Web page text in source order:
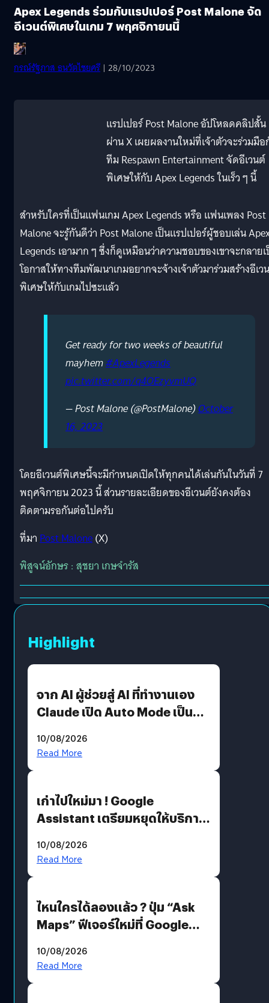
Apex Legends ร่วมกับแรปเปอร์ Post Malone จัด
อีเวนต์พิเศษในเกม 7 พฤศจิกายนนี้
กรณ์รัฐภาส ธนวัตไชยศรี | 28/10/2023
แรปเปอร์ Post Malone อัปโหลดคลิปสั้น
ผ่าน X เผยผลงานใหม่ที่เจ้าตัวจะร่วมมื
ทีม Respawn Entertainment จัดอีเวนต์
พิเศษให้กับ Apex Legends ในเร็ว ๆ นี้
สำหรับใครที่เป็นแฟนเกม Apex Legends หรือ แฟนเพลง Post
Malone จะรู้กันดีว่า Post Malone เป็นแรปเปอร์ผู้ชอบเล่น
Legends เอามาก ๆ ซึ่งก็ดูเหมือนว่าความชอบของเขาจะกลาย
โอกาสให้ทางทีมพัฒนาเกมอยากจะจ้างเจ้าตัวมาร่วมสร้างอีเว
พิเศษให้กับเกมไปซะแล้ว
Get ready for two weeks of beautiful
mayhem#ApexLegends
pic.twitter.com/q4OEzyvmUQ
— Post Malone (@PostMalone)October
16, 2023
โดยอีเวนต์พิเศษนี้จะมีกำหนดเปิดให้ทุกคนได้เล่นกันในวันที่ 7
พฤศจิกายน 2023 นี้ ส่วนรายละเอียดของอีเวนต์ยังคงต้อง
ติดตามรอกันต่อไปครับ
ที่มาPost Malone(X)
พิสูจน์อักษร : สุชยา เกษจำรัส
Highlight
จาก AI ผู้ช่วยสู่ AI ที่ทำงานเอง
Claude เปิด Auto Mode เป็นค่า
10/08/2026
Read More
เก่าไปใหม่มา ! Google
Assistant เตรียมหยุดให้บริการ
แทน
10/08/2026
Read More
ไหนใครได้ลองแล้ว ? ปุ่ม “Ask
Maps” ฟีเจอร์ใหม่ที่ Google
คุยกับแผนที่ได้แล้ว
10/08/2026
Read More